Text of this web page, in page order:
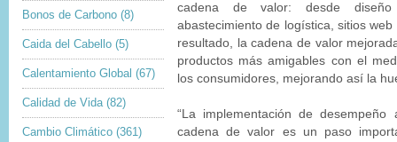
Bonos de Carbono (8)
Caida del Cabello (5)
Calentamiento Global (67)
Calidad de Vida (82)
Cambio Climático (361)
cadena de valor: desde
abastecimiento de logística, sitios
resultado, la cadena de valor
productos más amigables con el
los consumidores, mejorando así la
“La implementación de
cadena de valor es un paso